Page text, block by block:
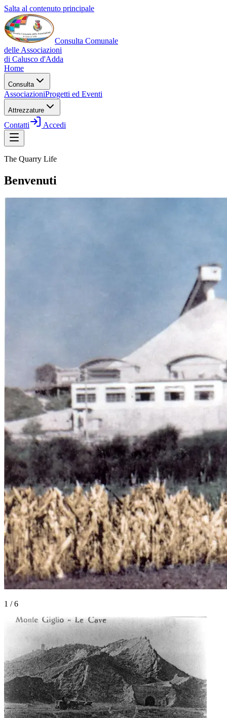
Salta al contenuto principale
Consulta Comunale
delle Associazioni
di Calusco d'Adda
Home
Consulta
AssociazioniProgetti ed Eventi
Attrezzature
Contatti Accedi
The Quarry Life
Benvenuti
1 /6